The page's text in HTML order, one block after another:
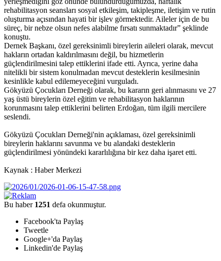
rehabilitasyon seansları sosyal etkileşim, takipleşme, iletişim ve rutin
oluşturma açısından hayati bir işlev görmektedir. Aileler için de bu
süreç, bir nebze olsun nefes alabilme fırsatı sunmaktadır” şeklinde
konuştu.
Dernek Başkanı, özel gereksinimli bireylerin aileleri olarak, mevcut
hakların ortadan kaldırılmasını değil, bu hizmetlerin
güçlendirilmesini talep ettiklerini ifade etti. Ayrıca, yerine daha
nitelikli bir sistem konulmadan mevcut desteklerin kesilmesinin
kesinlikle kabul edilemeyeceğini vurguladı.
Gökyüzü Çocukları Derneği olarak, bu kararın geri alınmasını ve 27
yaş üstü bireylerin özel eğitim ve rehabilitasyon haklarının
korunmasını talep ettiklerini belirten Erdoğan, tüm ilgili mercilere
seslendi.
Gökyüzü Çocukları Derneği'nin açıklaması, özel gereksinimli
bireylerin haklarını savunma ve bu alandaki desteklerin
güçlendirilmesi yönündeki kararlılığına bir kez daha işaret etti.
Kaynak : Haber Merkezi
Bu haber 1251 defa okunmuştur.
Facebook'ta Paylaş
Tweetle
Google+'da Paylaş
Linkedin'de Paylaş